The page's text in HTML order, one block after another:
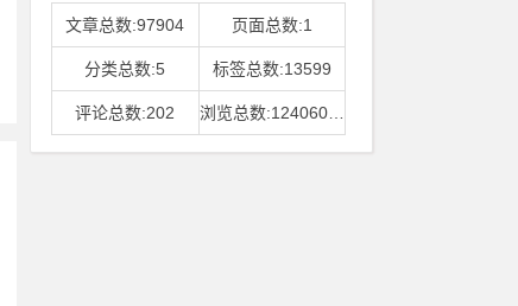
文章总数:97904 页面总数:1
分类总数:5 标签总数:13599
评论总数:202 浏览总数:12406006